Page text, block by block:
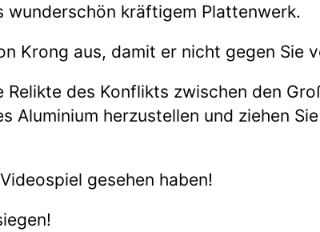
wunderschön kräftigem Plattenwerk.
Krong aus, damit er nicht gegen Sie
des Konflikts zwischen den
Aluminium herzustellen und ziehen
gesehen haben!